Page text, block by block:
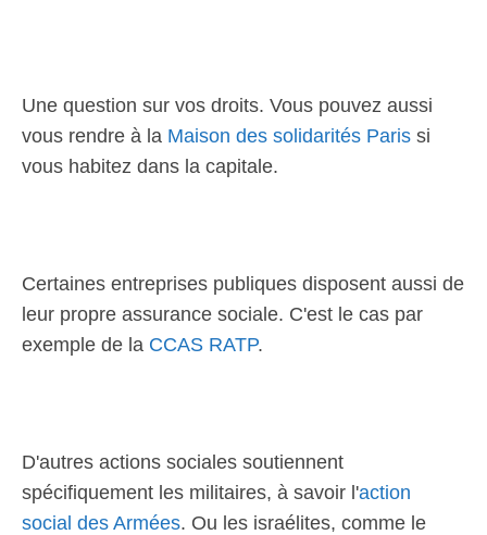
Une question sur vos droits. Vous pouvez aussi
vous rendre à la Maison des solidarités Paris si
vous habitez dans la capitale.
Certaines entreprises publiques disposent aussi de
leur propre assurance sociale. C'est le cas par
exemple de la CCAS RATP.
D'autres actions sociales soutiennent
spécifiquement les militaires, à savoir l'action
social des Armées. Ou les israélites, comme le